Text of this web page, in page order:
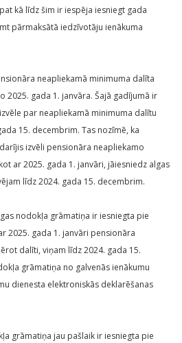
kā līdz šim ir iespēja iesniegt gada
pārmaksātā iedzīvotāju ienākuma
neapliekamā minimuma dalīta
2025. gada 1. janvāra. Šajā gadījumā ir
par neapliekamā minimuma dalītu
15. decembrim. Tas nozīmē, ka
izvēli pensionāra neapliekamo
ar 2025. gada 1. janvāri, jāiesniedz algas
līdz 2024. gada 15. decembrim.
nodokļa grāmatiņa ir iesniegta pie
2025. gada 1. janvāri pensionāra
dalīti, viņam līdz 2024. gada 15.
grāmatiņa no galvenās ienākumu
dienesta elektroniskās deklarēšanas
grāmatiņa jau pašlaik ir iesniegta pie